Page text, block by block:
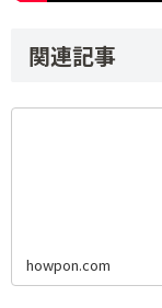
関連記事
howpon.com